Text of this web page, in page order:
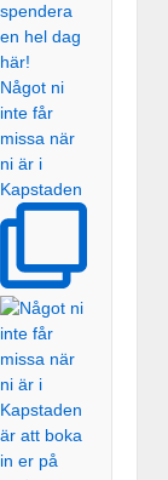
Något ni
inte får
missa när
ni är i
Kapstaden